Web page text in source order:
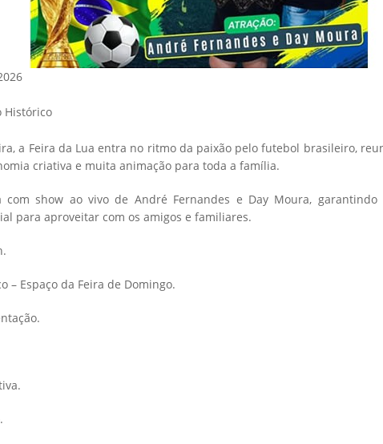
Histórico
a Feira da Lua entra no ritmo da paixão pelo futebol brasileiro,
criativa e muita animação para toda a família.
com show ao vivo de André Fernandes e Day Moura,
para aproveitar com os amigos e familiares.
– Espaço da Feira de Domingo.